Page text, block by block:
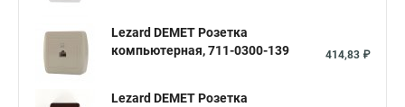
Lezard DEMET Розетка
компьютерная, 711-0300-139
414,83 ₽
Lezard DEMET Розетка